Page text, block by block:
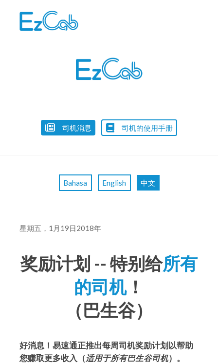
司机消息 司机的使用手册
Bahasa English 中文
星期五，1月19日2018年
奖励计划 -- 特别给所有
的司机！
（巴生谷）
好消息！易速通正推出每周司机奖励计划以帮助
您赚取更多收入（适用于所有巴生谷司机）。